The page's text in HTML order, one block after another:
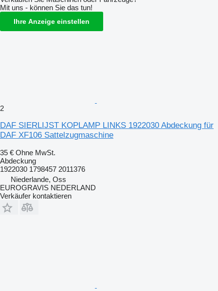
Mit uns - können Sie das tun!
Ihre Anzeige einstellen
2
DAF SIERLIJST KOPLAMP LINKS 1922030 Abdeckung für
DAF XF106 Sattelzugmaschine
35 € Ohne MwSt.
Abdeckung
1922030 1798457 2011376
Niederlande, Oss
EUROGRAVIS NEDERLAND
Verkäufer kontaktieren